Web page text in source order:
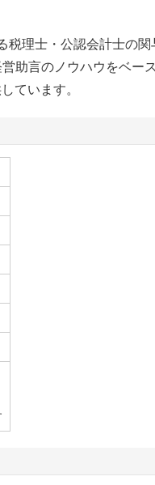
理士・公認会計士の
助言のノウハウをベー
ています。